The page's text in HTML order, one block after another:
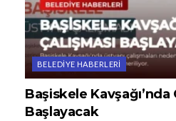
BELEDIYE HABERLERI
Başiskele Kavşağı’nda
Başlayacak